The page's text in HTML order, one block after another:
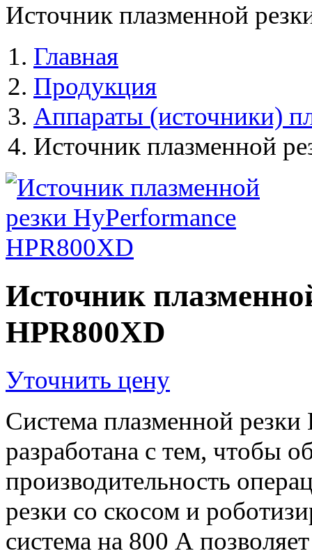
Источник плазменной
Главная
Продукция
Аппараты (источники)
Источник плазменной
Источник
HPR800XD
Уточнить цену
Система плазменной
разработана с тем, чтобы
производительность
резки со скосом и
система на 800 А